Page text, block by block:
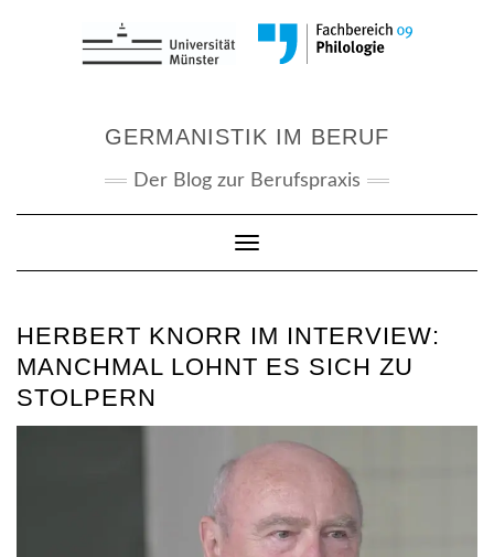
GERMANISTIK IM BERUF
Der Blog zur Berufspraxis
Toggle Navigation
HERBERT KNORR IM INTERVIEW:
MANCHMAL LOHNT ES SICH ZU
STOLPERN